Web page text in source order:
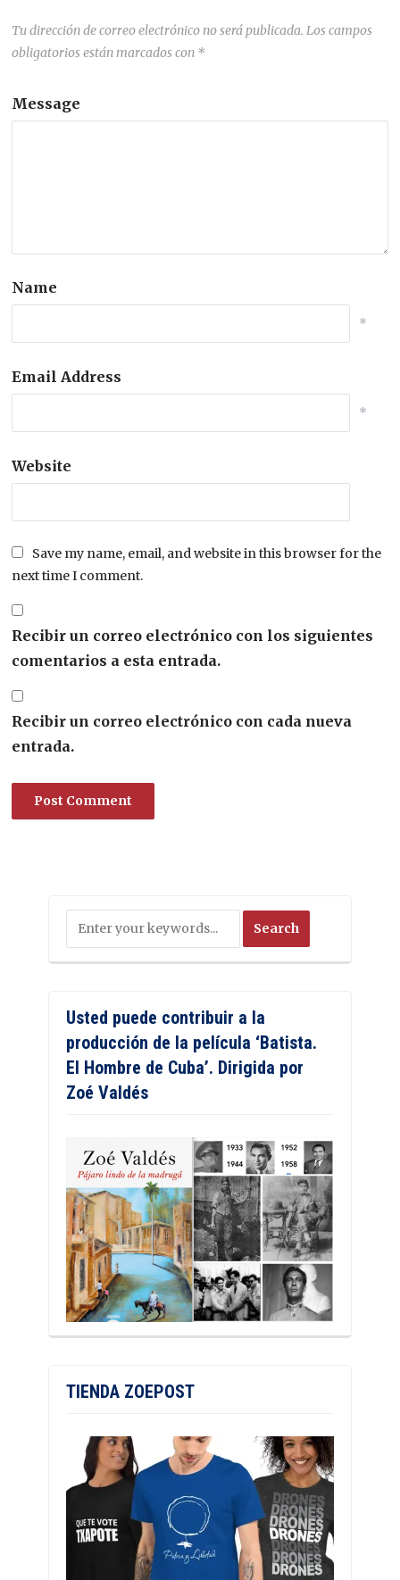
Tu dirección de correo electrónico no será publicada. Los campos
obligatorios están marcados con *
Message
Name
*
Email Address
*
Website
Save my name, email, and website in this browser for the
next time I comment.
Recibir un correo electrónico con los siguientes
comentarios a esta entrada.
Recibir un correo electrónico con cada nueva
entrada.
Usted puede contribuir a la
producción de la película ‘Batista.
El Hombre de Cuba’. Dirigida por
Zoé Valdés
TIENDA ZOEPOST